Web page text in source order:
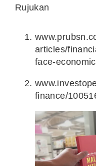
Rujukan
articles/
face-
finance/